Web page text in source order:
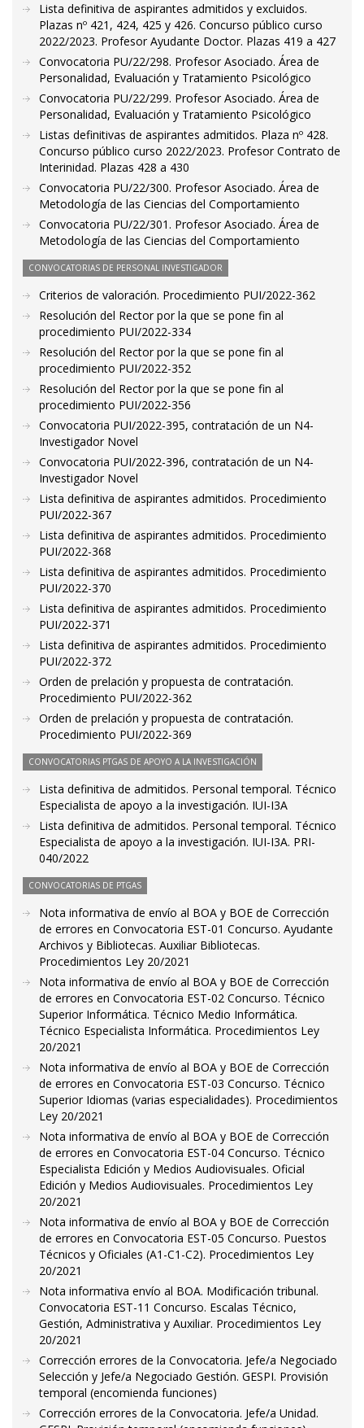
Lista definitiva de aspirantes admitidos y excluidos.
Plazas nº 421, 424, 425 y 426. Concurso público curso
2022/2023. Profesor Ayudante Doctor. Plazas 419 a 427
Convocatoria PU/22/298. Profesor Asociado. Área de
Personalidad, Evaluación y Tratamiento Psicológico
Convocatoria PU/22/299. Profesor Asociado. Área de
Personalidad, Evaluación y Tratamiento Psicológico
Listas definitivas de aspirantes admitidos. Plaza nº 428.
Concurso público curso 2022/2023. Profesor Contrato de
Interinidad. Plazas 428 a 430
Convocatoria PU/22/300. Profesor Asociado. Área de
Metodología de las Ciencias del Comportamiento
Convocatoria PU/22/301. Profesor Asociado. Área de
Metodología de las Ciencias del Comportamiento
CONVOCATORIAS DE PERSONAL INVESTIGADOR
Criterios de valoración. Procedimiento PUI/2022-362
Resolución del Rector por la que se pone fin al
procedimiento PUI/2022-334
Resolución del Rector por la que se pone fin al
procedimiento PUI/2022-352
Resolución del Rector por la que se pone fin al
procedimiento PUI/2022-356
Convocatoria PUI/2022-395, contratación de un N4-
Investigador Novel
Convocatoria PUI/2022-396, contratación de un N4-
Investigador Novel
Lista definitiva de aspirantes admitidos. Procedimiento
PUI/2022-367
Lista definitiva de aspirantes admitidos. Procedimiento
PUI/2022-368
Lista definitiva de aspirantes admitidos. Procedimiento
PUI/2022-370
Lista definitiva de aspirantes admitidos. Procedimiento
PUI/2022-371
Lista definitiva de aspirantes admitidos. Procedimiento
PUI/2022-372
Orden de prelación y propuesta de contratación.
Procedimiento PUI/2022-362
Orden de prelación y propuesta de contratación.
Procedimiento PUI/2022-369
CONVOCATORIAS PTGAS DE APOYO A LA INVESTIGACIÓN
Lista definitiva de admitidos. Personal temporal. Técnico
Especialista de apoyo a la investigación. IUI-I3A
Lista definitiva de admitidos. Personal temporal. Técnico
Especialista de apoyo a la investigación. IUI-I3A. PRI-
040/2022
CONVOCATORIAS DE PTGAS
Nota informativa de envío al BOA y BOE de Corrección
de errores en Convocatoria EST-01 Concurso. Ayudante
Archivos y Bibliotecas. Auxiliar Bibliotecas.
Procedimientos Ley 20/2021
Nota informativa de envío al BOA y BOE de Corrección
de errores en Convocatoria EST-02 Concurso. Técnico
Superior Informática. Técnico Medio Informática.
Técnico Especialista Informática. Procedimientos Ley
20/2021
Nota informativa de envío al BOA y BOE de Corrección
de errores en Convocatoria EST-03 Concurso. Técnico
Superior Idiomas (varias especialidades). Procedimientos
Ley 20/2021
Nota informativa de envío al BOA y BOE de Corrección
de errores en Convocatoria EST-04 Concurso. Técnico
Especialista Edición y Medios Audiovisuales. Oficial
Edición y Medios Audiovisuales. Procedimientos Ley
20/2021
Nota informativa de envío al BOA y BOE de Corrección
de errores en Convocatoria EST-05 Concurso. Puestos
Técnicos y Oficiales (A1-C1-C2). Procedimientos Ley
20/2021
Nota informativa envío al BOA. Modificación tribunal.
Convocatoria EST-11 Concurso. Escalas Técnico,
Gestión, Administrativa y Auxiliar. Procedimientos Ley
20/2021
Corrección errores de la Convocatoria. Jefe/a Negociado
Selección y Jefe/a Negociado Gestión. GESPI. Provisión
temporal (encomienda funciones)
Corrección errores de la Convocatoria. Jefe/a Unidad.